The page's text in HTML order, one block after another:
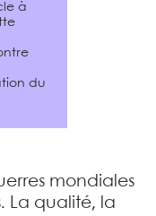
à
du
mondiales
La qualité, la